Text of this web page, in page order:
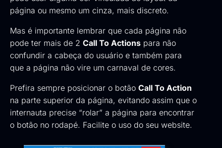
página ou mesmo um cinza, mais discreto.
Mas é importante lembrar que cada página não
pode ter mais de 2 Call To Actions para não
confundir a cabeça do usuário e também para
que a página não vire um carnaval de cores.
Prefira sempre posicionar o botão Call To Action
na parte superior da página, evitando assim que o
internauta precise “rolar” a página para encontrar
o botão no rodapé. Facilite o uso do seu website.